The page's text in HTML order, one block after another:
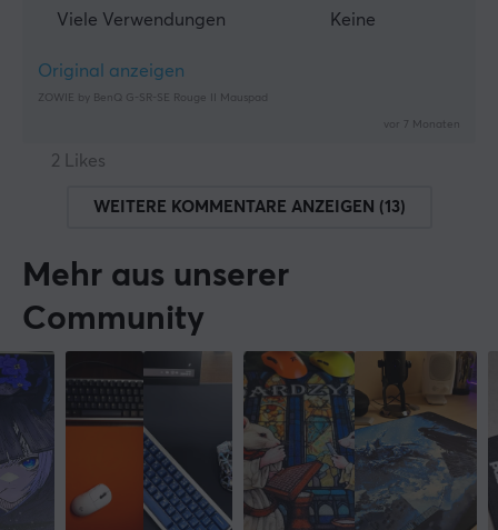
Viele Verwendungen Keine
Original anzeigen
ZOWIE by BenQ G-SR-SE Rouge II Mauspad
vor 7 Monaten
2 Likes
WEITERE KOMMENTARE ANZEIGEN (13)
Mehr aus unserer
Community